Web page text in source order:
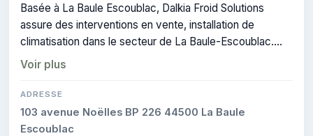
Basée à La Baule Escoublac, Dalkia Froid Solutions
assure des interventions en vente, installation de
climatisation dans le secteur de La Baule-Escoublac.
RGE : cette certification atteste du savoir-faire de
l'entreprise.
Voir plus
ADRESSE
103 avenue Noëlles BP 226 44500 La Baule
Escoublac